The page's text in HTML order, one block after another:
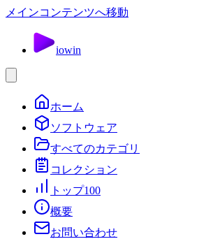
メインコンテンツへ移動
iowin
ホーム
ソフトウェア
すべてのカテゴリ
コレクション
トップ100
概要
お問い合わせ